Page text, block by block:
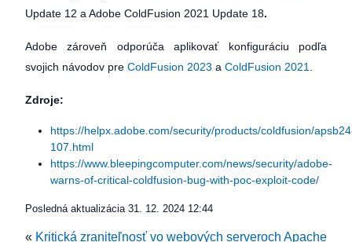
Update 12 a Adobe ColdFusion 2021 Update 18.
Adobe zároveň odporúča aplikovať konfiguráciu podľa
svojich návodov pre ColdFusion 2023 a ColdFusion 2021
Zdroje:
https://helpx.adobe.com/security/products/coldfusion/
107.html
https://www.bleepingcomputer.com/news/security/adobe-
warns-of-critical-coldfusion-bug-with-poc-exploit-code/
Posledná aktualizácia 31. 12. 2024 12:44
« Kritická zraniteľnosť vo webových serveroch Apache